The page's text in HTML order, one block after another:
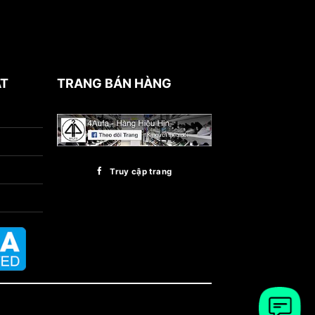
TRANG BÁN HÀNG
Truy cập trang